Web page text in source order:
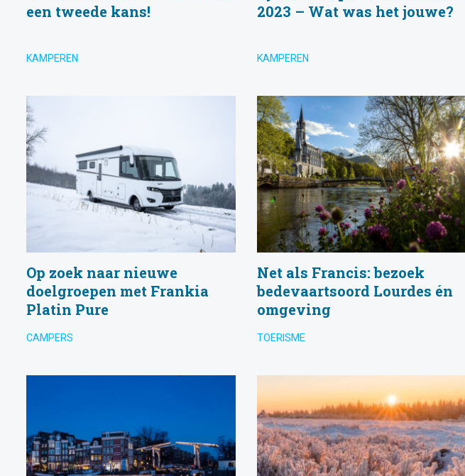
een tweede kans!
KAMPEREN
2023 – Wat was het jouwe?
KAMPEREN
Op zoek naar nieuwe
doelgroepen met Frankia
Platin Pure
CAMPERS
Net als Francis: bezoek
bedevaartsoord Lourdes én
omgeving
TOERISME